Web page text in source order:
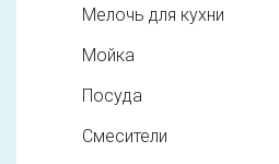
Мелочь для кухни
Мойка
Посуда
Смесители